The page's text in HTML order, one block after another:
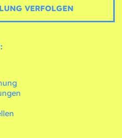
VERFOLGEN